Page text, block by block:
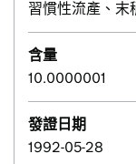
習慣性流產、末
含量
10.0000001
發證日期
1992-05-28